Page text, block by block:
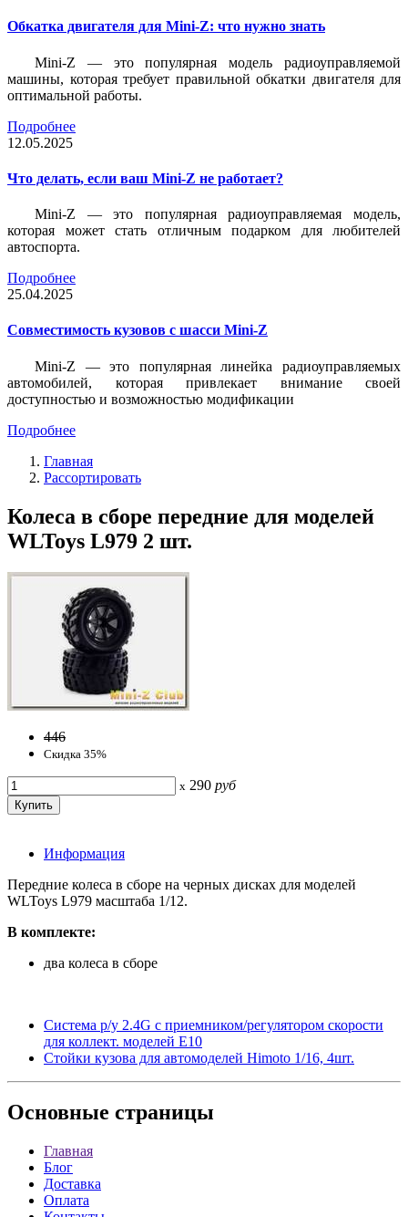
Обкатка двигателя для Mini-Z: что нужно знать
Mini-Z — это популярная модель радиоуправляемой
машины, которая требует правильной обкатки двигателя для
оптимальной работы.
Подробнее
12.05.2025
Что делать, если ваш Mini-Z не работает?
Mini-Z — это популярная радиоуправляемая модель,
которая может стать отличным подарком для любителей
автоспорта.
Подробнее
25.04.2025
Совместимость кузовов с шасси Mini-Z
Mini-Z — это популярная линейка радиоуправляемых
автомобилей, которая привлекает внимание своей
доступностью и возможностью модификации
Подробнее
Главная
Рассортировать
Колеса в сборе передние для моделей
WLToys L979 2 шт.
446
Скидка 35%
x 290 руб
Информация
Передние колеса в сборе на черных дисках для моделей
WLToys L979 масштаба 1/12.
В комплекте:
два колеса в сборе
Система р/у 2.4G с приемником/регулятором скорости
для коллект. моделей E10
Стойки кузова для автомоделей Himoto 1/16, 4шт.
Основные страницы
Главная
Блог
Доставка
Оплата